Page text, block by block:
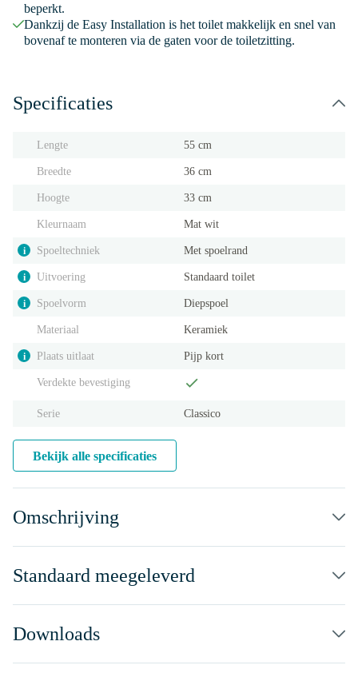
beperkt.
Dankzij de Easy Installation is het toilet makkelijk en snel van
bovenaf te monteren via de gaten voor de toiletzitting.
Specificaties
Lengte 55 cm
Breedte 36 cm
Hoogte 33 cm
Kleurnaam Mat wit
i Spoeltechniek Met spoelrand
i Uitvoering Standaard toilet
i Spoelvorm Diepspoel
Materiaal Keramiek
i Plaats uitlaat Pijp kort
Verdekte bevestiging
Serie Classico
Bekijk alle specificaties
Omschrijving
Standaard meegeleverd
Downloads